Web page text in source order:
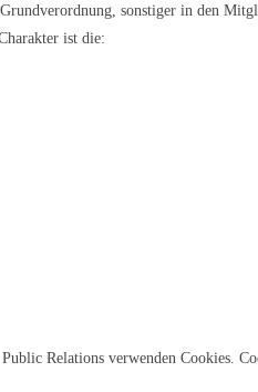
sonstiger in den
ist die:
Relations verwenden Cookies.